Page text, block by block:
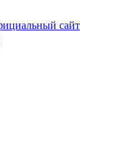
сайт